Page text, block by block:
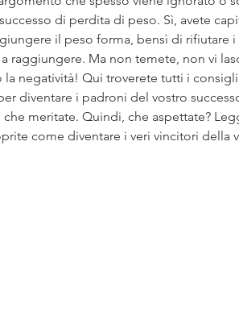
di perdita di peso. Sì, avete
il peso forma, bensì di rifiutare
raggiungere. Ma non temete, non vi
la negatività! Qui troverete tutti i
diventare i padroni del vostro
meritate. Quindi, che aspettate?
come diventare i veri vincitori della